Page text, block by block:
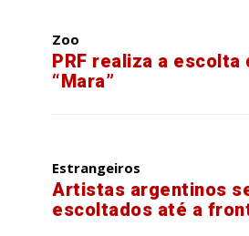
Zoo
PRF realiza a escolta
“Mara”
Estrangeiros
Artistas argentinos
escoltados até a